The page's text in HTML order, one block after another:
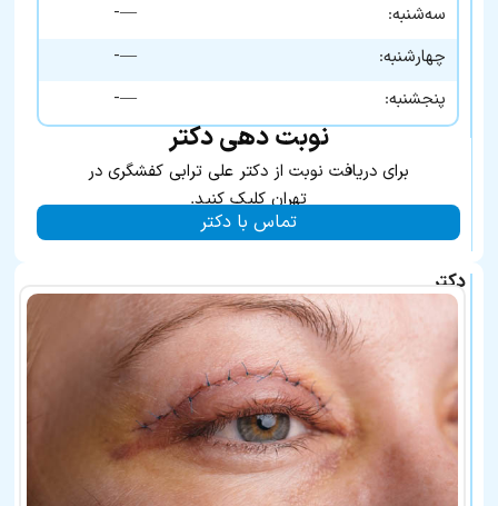
سه‌شنبه:
—-
چهارشنبه:
—-
پنجشنبه:
—-
نوبت دهی دکتر
برای دریافت نوبت از دکتر علی ترابی کفشگری در
تهران کلیک کنید.
تماس با دکتر
دکتر
علی
ترابی
کفشگری
لیست
بهترین
پزشکان
معرفی
شده
نیز
هستند: